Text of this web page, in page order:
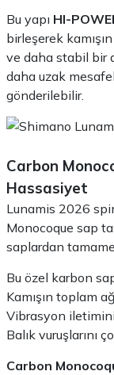
Bu yapı HI-
birleşerek
ve daha stabil bir
daha uzak
gönderilebilir.
Carbon
Hassasiyet
Lunamis 2026
Monocoque sap
saplardan
Bu özel karbon
Kamışın toplam
Vibrasyon iletimini
Balık vuruşlarını
Carbon